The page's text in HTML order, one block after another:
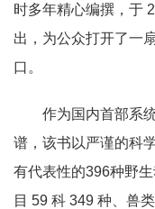
时多年精心编撰，于
出，为公众打开了一
口。
作为国内首部系
谱，该书以严谨的科
有代表性的396种野
目 59 科 349 种、兽